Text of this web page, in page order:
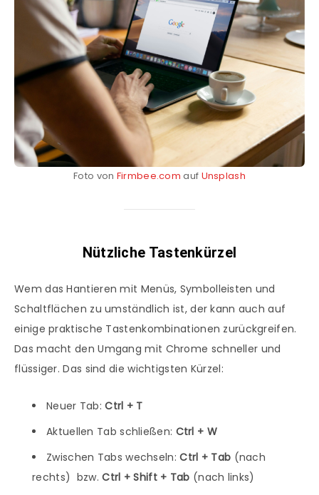
Foto von Firmbee.com auf Unsplash
Nützliche Tastenkürzel
Wem das Hantieren mit Menüs, Symbolleisten und
Schaltflächen zu umständlich ist, der kann auch auf
einige praktische Tastenkombinationen zurückgreifen.
Das macht den Umgang mit Chrome schneller und
flüssiger. Das sind die wichtigsten Kürzel:
Neuer Tab:Ctrl + T
Aktuellen Tab schließen: Ctrl + W
Zwischen Tabs wechseln:Ctrl + Tab (nach
rechts) bzw.Ctrl + Shift + Tab (nach links)